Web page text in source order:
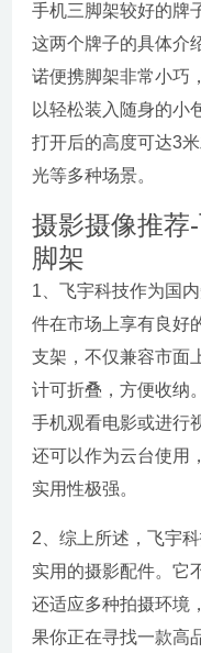
手机三脚架较好的牌
这两个牌子的具体介
诺便携脚架非常小巧
以轻松装入随身的小
打开后的高度可达3
光等多种场景。
摄影摄像推荐
脚架
1、飞宇科技作为国
件在市场上享有良好
支架，不仅兼容市面
计可折叠，方便收纳
手机观看电影或进行
还可以作为云台使用
实用性极强。
2、综上所述，飞宇
实用的摄影配件。它
还适应多种拍摄环境
果你正在寻找一款高